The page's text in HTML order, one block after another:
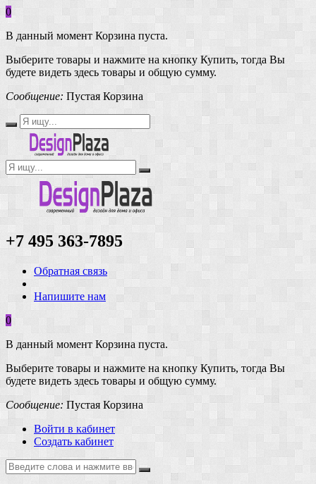
0
В данный момент Корзина пуста.
Выберите товары и нажмите на кнопку Купить, тогда Вы
будете видеть здесь товары и общую сумму.
Сообщение: Пустая Корзина
+7 495 363-7895
Обратная связь
Напишите нам
0
В данный момент Корзина пуста.
Выберите товары и нажмите на кнопку Купить, тогда Вы
будете видеть здесь товары и общую сумму.
Сообщение: Пустая Корзина
Войти в кабинет
Создать кабинет